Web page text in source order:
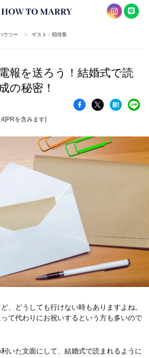
ウツー > ゲスト・招待客
報を送ろう！結婚式で読
の秘密！
[PRを含みます]
、どうしても行けない時もありますよね。
て代わりにお祝いするという方も多いので
いた文面にして、結婚式で読まれるように